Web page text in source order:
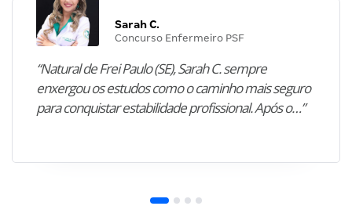
Sarah C.
Concurso Enfermeiro PSF
“Natural de Frei Paulo (SE), Sarah C. sempre
enxergou os estudos como o caminho mais seguro
para conquistar estabilidade profissional. Após o…”